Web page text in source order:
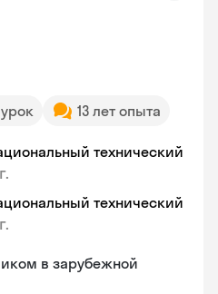
13 лет опыта
технический
технический
в зарубежной